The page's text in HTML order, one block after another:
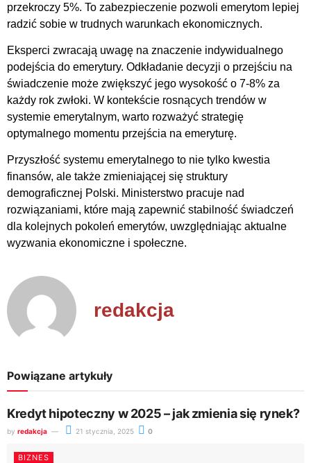
przekroczy 5%. To zabezpieczenie pozwoli emerytom lepiej
radzić sobie w trudnych warunkach ekonomicznych.
Eksperci zwracają uwagę na znaczenie indywidualnego
podejścia do emerytury. Odkładanie decyzji o przejściu na
świadczenie może zwiększyć jego wysokość o 7-8% za
każdy rok zwłoki. W kontekście rosnących trendów w
systemie emerytalnym, warto rozważyć strategię
optymalnego momentu przejścia na emeryturę.
Przyszłość systemu emerytalnego to nie tylko kwestia
finansów, ale także zmieniającej się struktury
demograficznej Polski. Ministerstwo pracuje nad
rozwiązaniami, które mają zapewnić stabilność świadczeń
dla kolejnych pokoleń emerytów, uwzględniając aktualne
wyzwania ekonomiczne i społeczne.
redakcja
Powiązane artykuły
Kredyt hipoteczny w 2025 – jak zmienia się rynek?
by redakcja 21 stycznia, 2025 0
BIZNES